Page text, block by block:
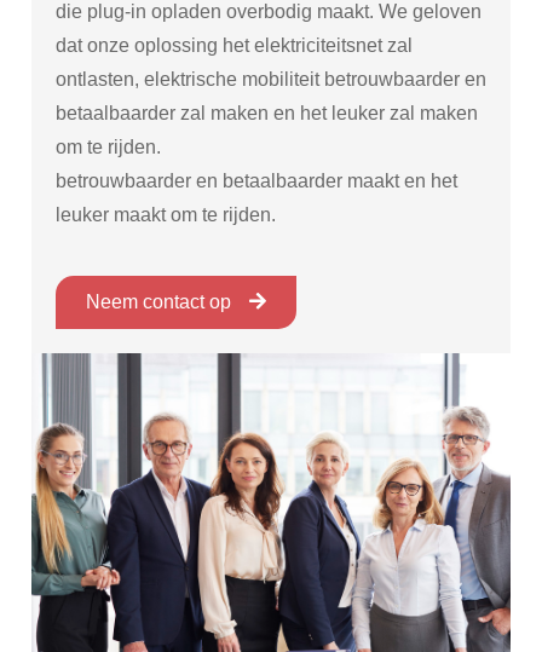
die plug-in opladen overbodig maakt. We geloven
dat onze oplossing het elektriciteitsnet zal
ontlasten, elektrische mobiliteit betrouwbaarder en
betaalbaarder zal maken en het leuker zal maken
om te rijden.
betrouwbaarder en betaalbaarder maakt en het
leuker maakt om te rijden.
Neem contact op